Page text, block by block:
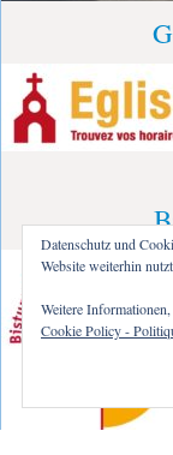
Datenschutz und
Website weiterhin
Weitere
Cookie Policy -